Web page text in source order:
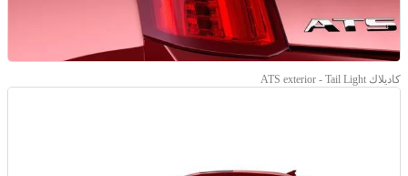
كاديلاك ATS exterior - Tail Light